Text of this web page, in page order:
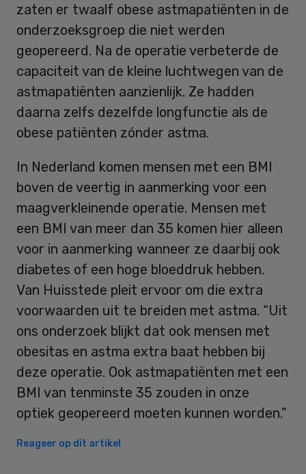
zaten er twaalf obese astmapatiënten in de
onderzoeksgroep die niet werden
geopereerd. Na de operatie verbeterde de
capaciteit van de kleine luchtwegen van de
astmapatiënten aanzienlijk. Ze hadden
daarna zelfs dezelfde longfunctie als de
obese patiënten zónder astma.
In Nederland komen mensen met een BMI
boven de veertig in aanmerking voor een
maagverkleinende operatie. Mensen met
een BMI van meer dan 35 komen hier alleen
voor in aanmerking wanneer ze daarbij ook
diabetes of een hoge bloeddruk hebben.
Van Huisstede pleit ervoor om die extra
voorwaarden uit te breiden met astma. “Uit
ons onderzoek blijkt dat ook mensen met
obesitas en astma extra baat hebben bij
deze operatie. Ook astmapatiënten met een
BMI van tenminste 35 zouden in onze
optiek geopereerd moeten kunnen worden.”
Reageer op dit artikel